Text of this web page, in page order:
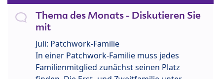
Thema des Monats - Diskutieren Sie
mit
Juli: Patchwork-Familie
In einer Patchwork-Familie muss jedes
Familienmitglied zunächst seinen Platz